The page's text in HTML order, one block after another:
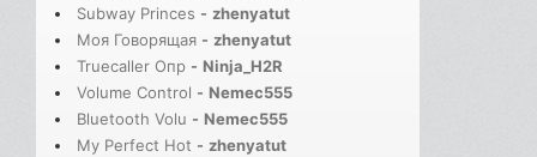
Subway Princes - zhenyatut
Моя Говорящая - zhenyatut
Truecaller Опр - Ninja_H2R
Volume Control - Nemec555
Bluetooth Volu - Nemec555
My Perfect Hot - zhenyatut